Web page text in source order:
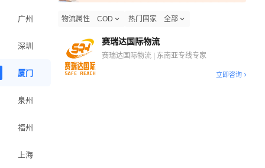
广州
深圳
厦门
泉州
福州
上海
物流属性 COD 热门国家 全部
赛瑞达国际物流
赛瑞达国际物流 | 东南亚专线专家
立即咨询